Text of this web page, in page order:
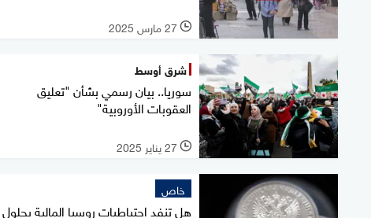
l 27 مارس 2025
شرق أوسط
سوريا.. بيان رسمي بشأن "تعليق
العقوبات الأوروبية"
l 27 يناير 2025
خاص
هل تنفد احتياطيات روسيا المالية بحلول